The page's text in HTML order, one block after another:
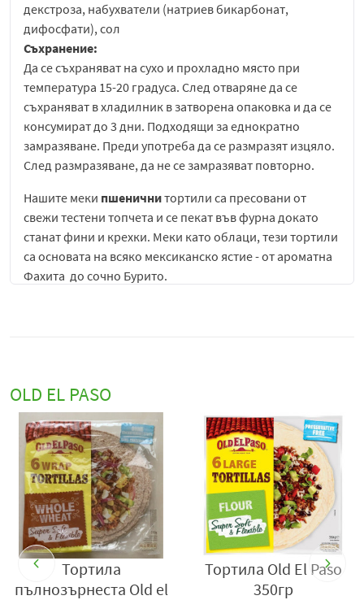
декстроза, набухватели (натриев бикарбонат,
дифосфати), сол
Съхранение:
Да се съхраняват на сухо и прохладно място при
температура 15-20 градуса. След отваряне да се
съхраняват в хладилник в затворена опаковка и да се
консумират до 3 дни. Подходящи за еднократно
замразяване. Преди употреба да се размразят изцяло.
След размразяване, да не се замразяват повторно.
Нашите меки пшеничнитортили са пресовани от
свежи тестени топчета и се пекат във фурна докато
станат фини и крехки. Меки като облаци, тези тортили
са основата на всяко мексиканско ястие - от ароматна
Фахита до сочно Бурито.
Необходими продукти: 500 g нетлъста говежда кайма,
1 глава нарязан лук, 1 пакетче с подправка Old El Paso
Seasoning Mix, 1 консервена кутия сварен боб, салата,
150 g настъргано сирене, 1 буркан салса Old El Paso
Thick'n Chunky.
Инструкции за приготвяне: Загрейте олио или
зехтин, добавете лука и го запържете на средна
температура. Прибавете каймата и я запържете
около 4 минути на висока температура като
разбърквате. Прибавете пакетчето с подправка
OLD EL PASO
Тортила
пълнозърнеста Old el
Тортила Old El Paso
350гр